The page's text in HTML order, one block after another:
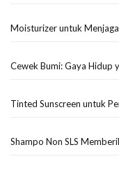
Moisturizer untuk
Cewek Bumi: Gaya Hidup
Tinted Sunscreen untuk
Shampo Non SLS